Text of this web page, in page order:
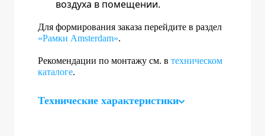
воздуха в помещении.
Для формирования заказа перейдите в раздел
«Рамки Amsterdam».
Рекомендации по монтажу см. в техническом
каталоге.
Технические характеристики